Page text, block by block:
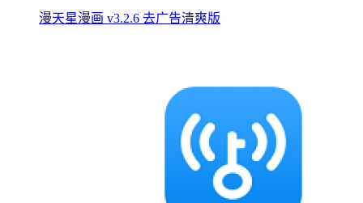
漫天星漫画 v3.2.6 去广告清爽版